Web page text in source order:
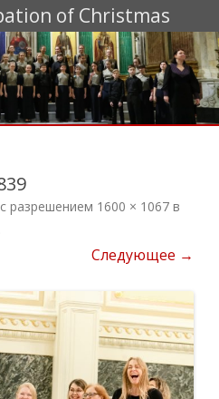
of Christmas
с разрешением 1600 × 1067 в
Следующее →